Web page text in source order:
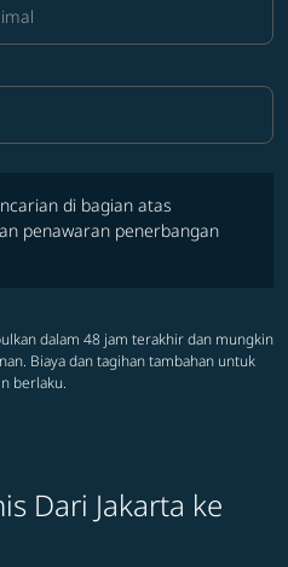
Selected
di bagian atas
penawaran penerbangan
dalam 48 jam terakhir dan mungkin
Biaya dan tagihan tambahan untuk
berlaku.
Dari Jakarta ke